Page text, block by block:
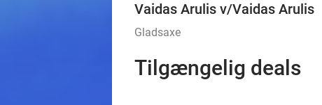
Vaidas Arulis v/Vaidas Arulis
Gladsaxe
Tilgængelig deals